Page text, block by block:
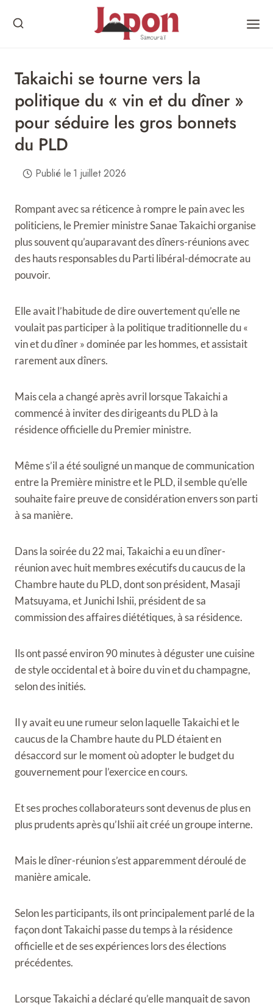
Takaichi se tourne vers la
politique du « vin et du dîner »
pour séduire les gros bonnets
du PLD
Publié le 1 juillet 2026
Rompant avec sa réticence à rompre le pain avec les
politiciens, le Premier ministre Sanae Takaichi organise
plus souvent qu’auparavant des dîners-réunions avec
des hauts responsables du Parti libéral-démocrate au
pouvoir.
Elle avait l’habitude de dire ouvertement qu’elle ne
voulait pas participer à la politique traditionnelle du «
vin et du dîner » dominée par les hommes, et assistait
rarement aux dîners.
Mais cela a changé après avril lorsque Takaichi a
commencé à inviter des dirigeants du PLD à la
résidence officielle du Premier ministre.
Même s’il a été souligné un manque de communication
entre la Première ministre et le PLD, il semble qu’elle
souhaite faire preuve de considération envers son parti
à sa manière.
Dans la soirée du 22 mai, Takaichi a eu un dîner-
réunion avec huit membres exécutifs du caucus de la
Chambre haute du PLD, dont son président, Masaji
Matsuyama, et Junichi Ishii, président de sa
commission des affaires diététiques, à sa résidence.
Ils ont passé environ 90 minutes à déguster une cuisine
de style occidental et à boire du vin et du champagne,
selon des initiés.
Il y avait eu une rumeur selon laquelle Takaichi et le
caucus de la Chambre haute du PLD étaient en
désaccord sur le moment où adopter le budget du
gouvernement pour l’exercice en cours.
Et ses proches collaborateurs sont devenus de plus en
plus prudents après qu’Ishii ait créé un groupe interne.
Mais le dîner-réunion s’est apparemment déroulé de
manière amicale.
Selon les participants, ils ont principalement parlé de la
façon dont Takaichi passe du temps à la résidence
officielle et de ses expériences lors des élections
précédentes.
Lorsque Takaichi a déclaré qu’elle manquait de savon